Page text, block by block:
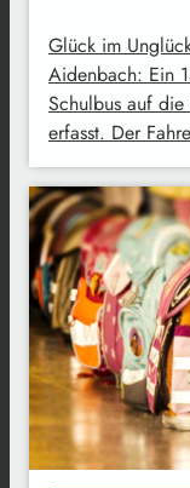
Glück im
Aidenbach: Ein
Schulbus auf
erfasst. Der